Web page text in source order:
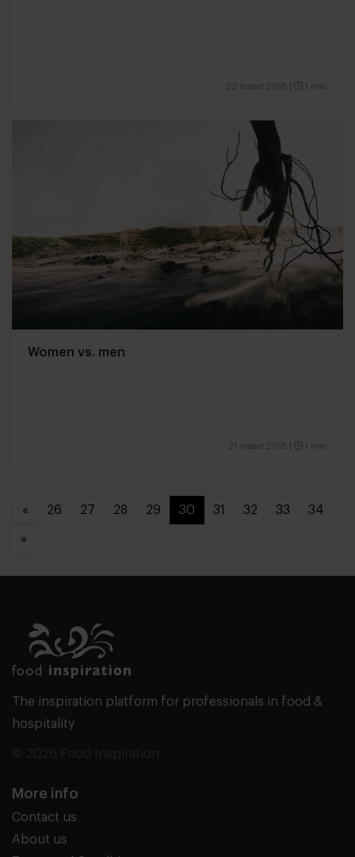
22 maart 2015 1 min
Women vs. men
21 maart 2015 1 min
« 26 27 28 29 30 31 32 33 34
»
The inspiration platform for professionals in food &
hospitality
More info
Contact us
About us